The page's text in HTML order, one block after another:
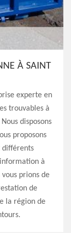
À SAINT
experte en
trouvables à
disposons
proposons
différents
à
prions de
de
la région de